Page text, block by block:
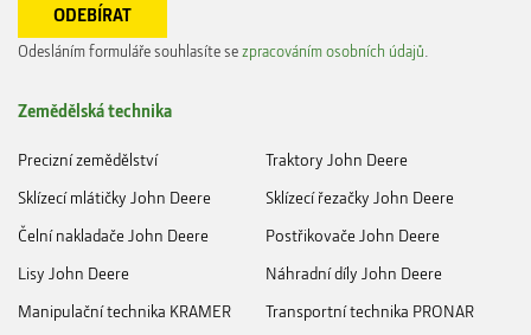
Odesláním formuláře souhlasíte sezpracováním osobních údajů
Zemědělská technika
Precizní zemědělství
Traktory John Deere
Sklízecí mlátičky John Deere
Sklízecí řezačky John Deere
Čelní nakladače John Deere
Postřikovače John Deere
Lisy John Deere
Náhradní díly John Deere
Manipulační technika KRAMER
Transportní technika PRONAR